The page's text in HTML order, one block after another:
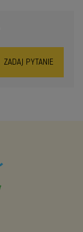
ZADAJ PYTANIE